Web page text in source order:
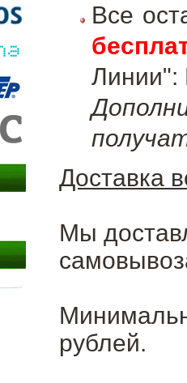
Все
Линии":
Доставка
Мы
рублей.